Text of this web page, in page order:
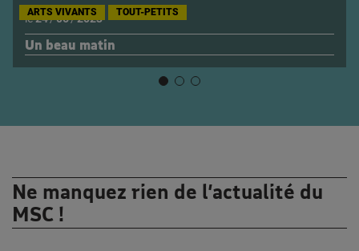
Un beau matin
le24/06/2023
ARTS VIVANTS TOUT-PETITS
Ne manquez rien de l’actualité du
MSC !